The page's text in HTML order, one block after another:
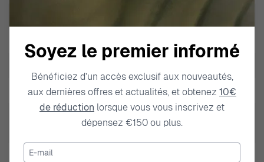
Genre Hommes
Résistance à l'eau Profondeur
10 BAR / 10 ATM / 100m / 330ft
Fonctions
Soyez le premier informé
Bénéficiez d’un accès exclusif aux nouveautés,
aux dernières offres et actualités, et obtenez 10€
de réduction lorsque vous vous inscrivez et
dépensez €150 ou plus.
E-mail